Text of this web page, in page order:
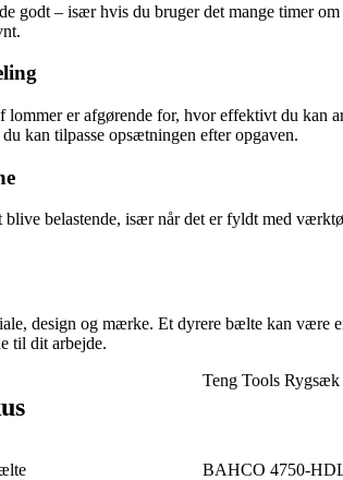
godt – især hvis du bruger det mange timer
lommer er afgørende for, hvor effektivt du
kan tilpasse opsætningen efter opgaven.
belastende, især når det er fyldt med
design og mærke. Et dyrere bælte kan
til dit arbejde.
Teng Tools
BAHCO 4750-